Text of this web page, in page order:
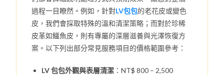
過程一目瞭然。例如，針對LV包包的老花皮或變色
皮，我們會採取特殊的溫和清潔策略；而對於珍稀
皮革如鱷魚皮，則有專屬的深層滋養與光澤恢復方
案。以下列出部分常見服務項目的價格範圍參考：
LV 包包外觀與表層清潔 ：NT$ 800 – 2,500